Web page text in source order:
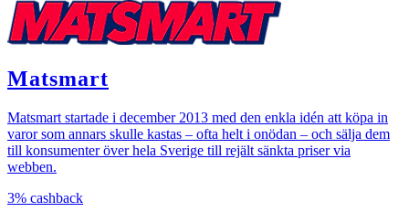
Matsmart
Matsmart startade i december 2013 med den enkla idén att köpa in
varor som annars skulle kastas – ofta helt i onödan – och sälja dem
till konsumenter över hela Sverige till rejält sänkta priser via
webben.
3% cashback